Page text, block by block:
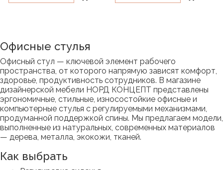
Офисные стулья
Офисный стул — ключевой элемент рабочего
пространства, от которого напрямую зависят комфорт,
здоровье, продуктивность сотрудников. В магазине
дизайнерской мебели НОРД КОНЦЕПТ представлены
эргономичные, стильные, износостойкие офисные и
компьютерные стулья с регулируемыми механизмами,
продуманной поддержкой спины. Мы предлагаем модели,
выполненные из натуральных, современных материалов
— дерева, металла, экокожи, тканей.
Как выбрать